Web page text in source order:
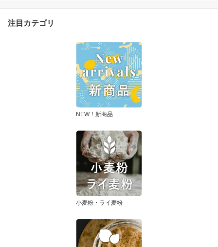
注目カテゴリ
NEW！新商品
小麦粉・ライ麦粉